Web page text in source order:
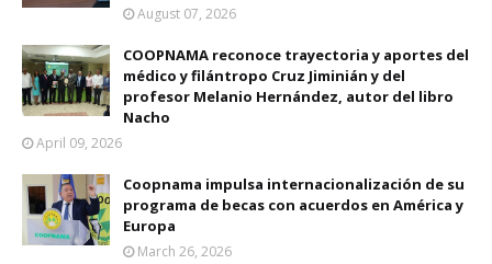
August 07, 2026
COOPNAMA reconoce trayectoria y aportes del
médico y filántropo Cruz Jiminián y del
profesor Melanio Hernández, autor del libro
Nacho
April 09, 2026
Coopnama impulsa internacionalización de su
programa de becas con acuerdos en América y
Europa
March 26, 2026